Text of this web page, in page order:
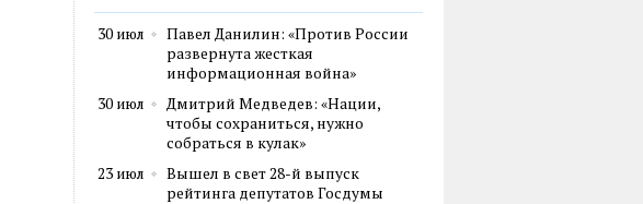
30 июл
Павел Данилин: «Против России
развернута жесткая
информационная война»
30 июл
Дмитрий Медведев: «Нации,
чтобы сохраниться, нужно
собраться в кулак»
23 июл
Вышел в свет 28-й выпуск
рейтинга депутатов Госдумы